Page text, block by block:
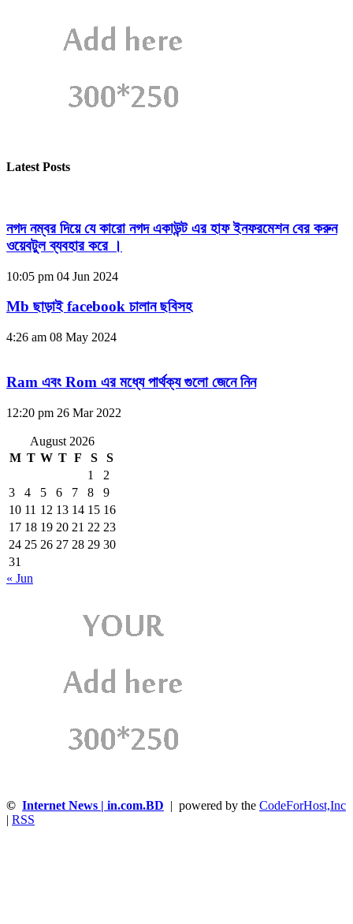
Latest Posts
নগদ নম্বর দিয়ে যে কারো নগদ একাউন্ট এর হাফ ইনফরমেশন বের করুন
ওয়েবটুল ব্যবহার করে ।
10:05 pm 04 Jun 2024
Mb ছাড়াই facebook চালান ছবিসহ
4:26 am 08 May 2024
Ram এবং Rom এর মধ্যে পার্থক্য গুলো জেনে নিন
12:20 pm 26 Mar 2022
August 2026
M T W T F S
S
1
2
3
4 5 6 7 8
9
10 11 12 13 14 15 16
17 18 19 20 21 22 23
24 25 26 27 28 29 30
31
« Jun
© Internet News | in.com.BD | powered by the CodeForHost,Inc
| RSS